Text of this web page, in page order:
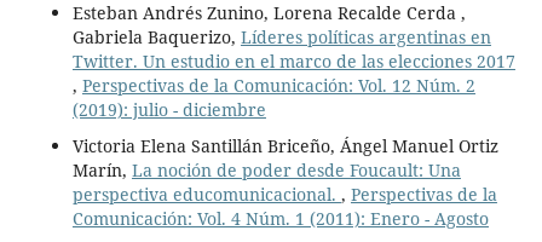
Esteban Andrés Zunino, Lorena Recalde Cerda ,
Gabriela Baquerizo, Líderes políticas argentinas en
Twitter. Un estudio en el marco de las elecciones 2017
, Perspectivas de la Comunicación: Vol. 12 Núm. 2
(2019): julio - diciembre
Victoria Elena Santillán Briceño, Ángel Manuel Ortiz
Marín, La noción de poder desde Foucault: Una
perspectiva educomunicacional. , Perspectivas de la
Comunicación: Vol. 4 Núm. 1 (2011): Enero - Agosto